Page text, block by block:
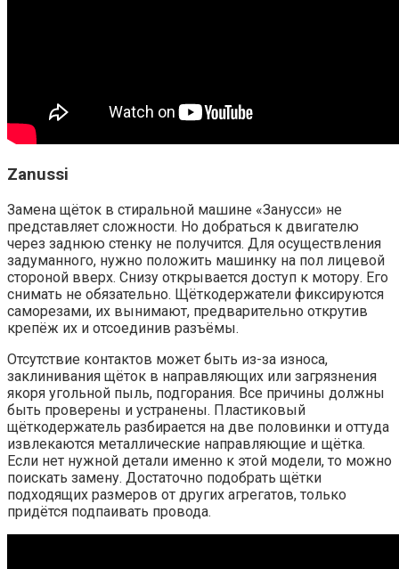
Zanussi
Замена щёток в стиральной машине «Занусси» не
представляет сложности. Но добраться к двигателю
через заднюю стенку не получится. Для осуществления
задуманного, нужно положить машинку на пол лицевой
стороной вверх. Снизу открывается доступ к мотору. Его
снимать не обязательно. Щёткодержатели фиксируются
саморезами, их вынимают, предварительно открутив
крепёж их и отсоединив разъёмы.
Отсутствие контактов может быть из-за износа,
заклинивания щёток в направляющих или загрязнения
якоря угольной пыль, подгорания. Все причины должны
быть проверены и устранены. Пластиковый
щёткодержатель разбирается на две половинки и оттуда
извлекаются металлические направляющие и щётка.
Если нет нужной детали именно к этой модели, то можно
поискать замену. Достаточно подобрать щётки
подходящих размеров от других агрегатов, только
придётся подпаивать провода.